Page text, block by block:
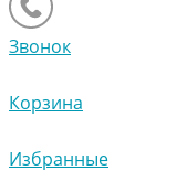
Звонок
Корзина
Избранные